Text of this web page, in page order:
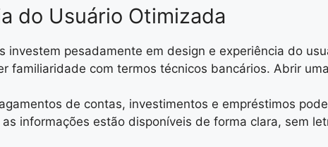
do Usuário Otimizada
investem pesadamente em design e experiência do
familiaridade com termos técnicos bancários. Abrir
de contas, investimentos e empréstimos
informações estão disponíveis de forma clara, sem